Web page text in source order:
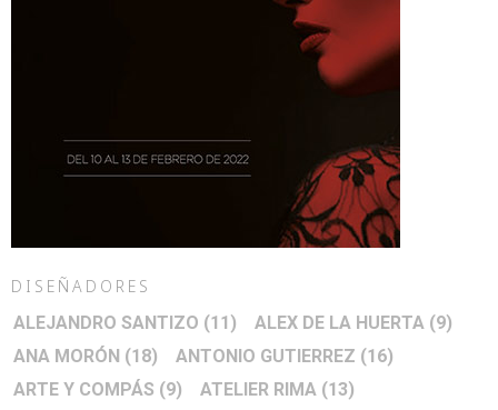
DISEÑADORES
ALEJANDRO SANTIZO (11) ALEX DE LA HUERTA (9)
ANA MORÓN (18) ANTONIO GUTIERREZ (16)
ARTE Y COMPÁS (9) ATELIER RIMA (13)